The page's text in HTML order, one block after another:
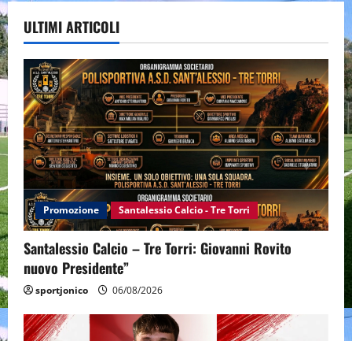
ULTIMI ARTICOLI
Promozione Santalessio Calcio - Tre Torri
Santalessio Calcio – Tre Torri: Giovanni Rovito
nuovo Presidente”
sportjonico 06/08/2026